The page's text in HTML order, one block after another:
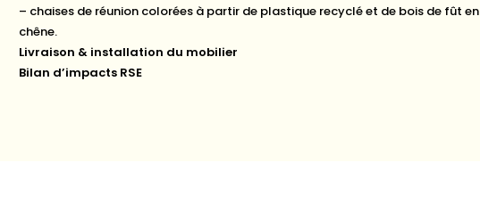
– chaises de réunion colorées à partir de plastique recyclé et de bois de fût en
chêne.
Livraison & installation du mobilier
Bilan d’impacts RSE